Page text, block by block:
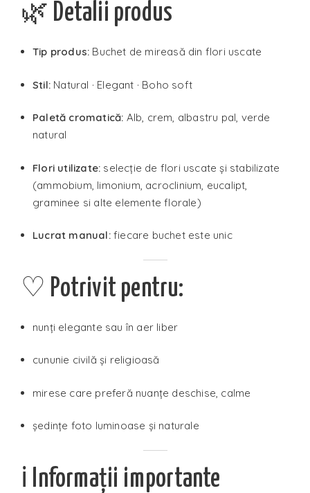
🌿 Detalii produs
Tip produs: Buchet de mireasă din flori uscate
Stil: Natural · Elegant · Boho soft
Paletă cromatică: Alb, crem, albastru pal, verde
natural
Flori utilizate: selecție de flori uscate și stabilizate
(ammobium, limonium, acroclinium, eucalipt,
graminee si alte elemente florale)
Lucrat manual:fiecare buchet este unic
♡ Potrivit pentru:
nunți elegante sau în aer liber
cununie civilă și religioasă
mirese care preferă nuanțe deschise, calme
ședințe foto luminoase și naturale
ℹ️ Informații importante